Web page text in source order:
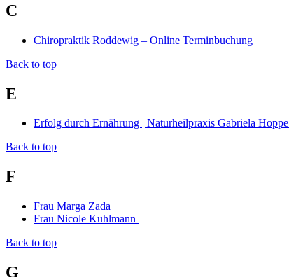
C
Chiropraktik Roddewig – Online Terminbuchung
Back to top
E
Erfolg durch Ernährung | Naturheilpraxis Gabriela Hoppe
Back to top
F
Frau Marga Zada
Frau Nicole Kuhlmann
Back to top
G